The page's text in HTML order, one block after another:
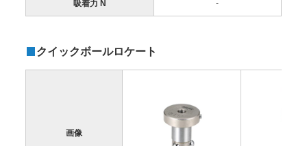
吸着力 N -
クイックボールロケート
画像